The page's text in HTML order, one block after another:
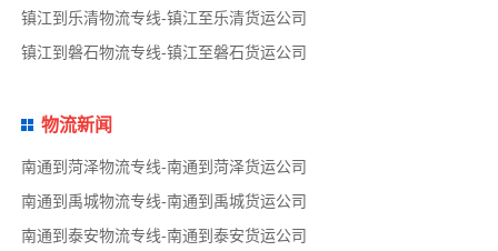
镇江到乐清物流专线-镇江至乐清货运公司
镇江到磐石物流专线-镇江至磐石货运公司
物流新闻
南通到菏泽物流专线-南通到菏泽货运公司
南通到禹城物流专线-南通到禹城货运公司
南通到泰安物流专线-南通到泰安货运公司